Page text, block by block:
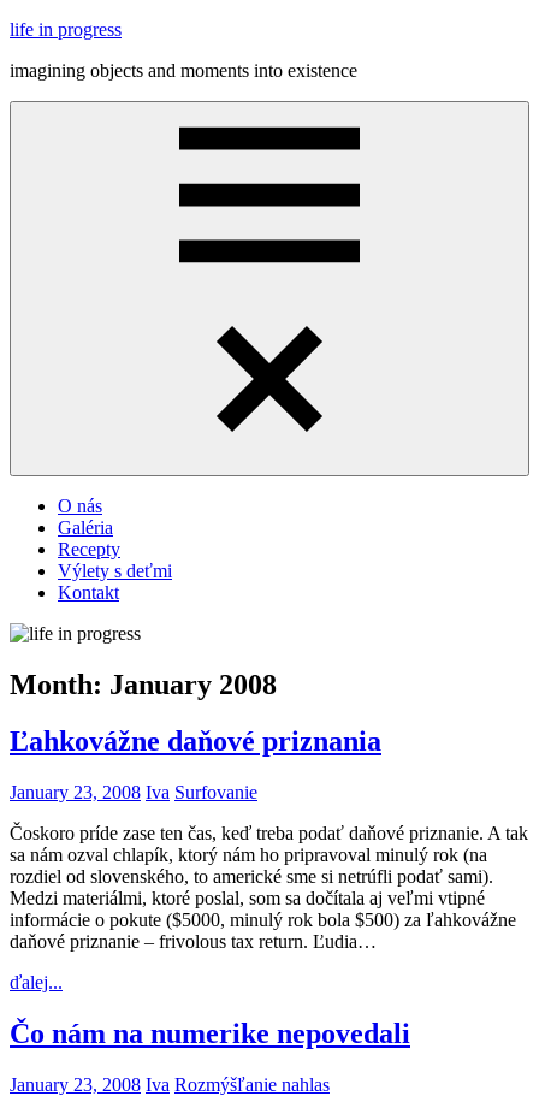
Skip
content
life in progress
imagining objects and moments into existence
O nás
Galéria
Recepty
Výlety s deťmi
Kontakt
Month: January 2008
Ľahkovážne daňové priznania
January 23, 2008 Iva Surfovanie
Čoskoro príde zase ten čas, keď treba podať daňové priznanie. A tak
sa nám ozval chlapík, ktorý nám ho pripravoval minulý rok (na
rozdiel od slovenského, to americké sme si netrúfli podať sami).
Medzi materiálmi, ktoré poslal, som sa dočítala aj veľmi vtipné
informácie o pokute ($5000, minulý rok bola $500) za ľahkovážne
daňové priznanie – frivolous tax return. Ľudia…
ďalej...
Čo nám na numerike nepovedali
January 23, 2008 Iva Rozmýšľanie nahlas